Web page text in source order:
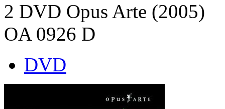
2 DVD Opus Arte (2005)
OA 0926 D
DVD